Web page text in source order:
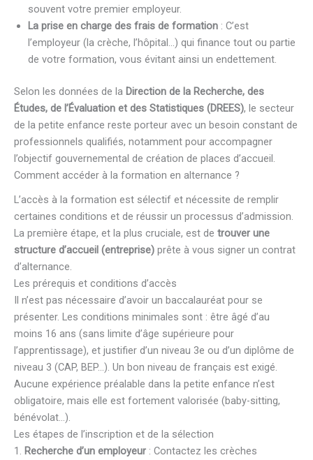
souvent votre premier employeur.
La prise en charge des frais de formation : C’est
l’employeur (la crèche, l’hôpital…) qui finance tout ou partie
de votre formation, vous évitant ainsi un endettement.
Selon les données de la Direction de la Recherche, des
Études, de l’Évaluation et des Statistiques (DREES), le secteur
de la petite enfance reste porteur avec un besoin constant de
professionnels qualifiés, notamment pour accompagner
l’objectif gouvernemental de création de places d’accueil.
Comment accéder à la formation en alternance ?
L’accès à la formation est sélectif et nécessite de remplir
certaines conditions et de réussir un processus d’admission.
La première étape, et la plus cruciale, est de trouver une
structure d’accueil (entreprise) prête à vous signer un contrat
d’alternance.
Les prérequis et conditions d’accès
Il n’est pas nécessaire d’avoir un baccalauréat pour se
présenter. Les conditions minimales sont : être âgé d’au
moins 16 ans (sans limite d’âge supérieure pour
l’apprentissage), et justifier d’un niveau 3e ou d’un diplôme de
niveau 3 (CAP, BEP…). Un bon niveau de français est exigé.
Aucune expérience préalable dans la petite enfance n’est
obligatoire, mais elle est fortement valorisée (baby-sitting,
bénévolat…).
Les étapes de l’inscription et de la sélection
1. Recherche d’un employeur : Contactez les crèches